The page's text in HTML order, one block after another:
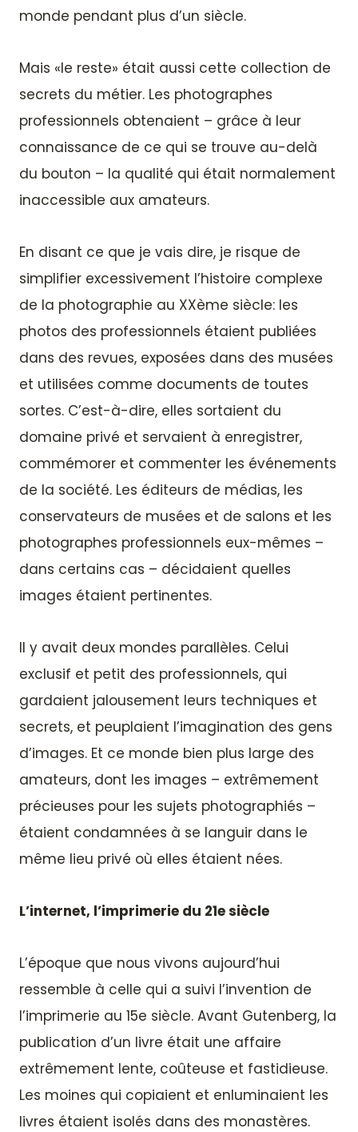
monde pendant plus d’un siècle.
Mais «le reste» était aussi cette collection de
secrets du métier. Les photographes
professionnels obtenaient – grâce à leur
connaissance de ce qui se trouve au-delà
du bouton – la qualité qui était normalement
inaccessible aux amateurs.
En disant ce que je vais dire, je risque de
simplifier excessivement l’histoire complexe
de la photographie au XXème siècle: les
photos des professionnels étaient publiées
dans des revues, exposées dans des musées
et utilisées comme documents de toutes
sortes. C’est-à-dire, elles sortaient du
domaine privé et servaient à enregistrer,
commémorer et commenter les événements
de la société. Les éditeurs de médias, les
conservateurs de musées et de salons et les
photographes professionnels eux-mêmes –
dans certains cas – décidaient quelles
images étaient pertinentes.
Il y avait deux mondes parallèles. Celui
exclusif et petit des professionnels, qui
gardaient jalousement leurs techniques et
secrets, et peuplaient l’imagination des gens
d’images. Et ce monde bien plus large des
amateurs, dont les images – extrêmement
précieuses pour les sujets photographiés –
étaient condamnées à se languir dans le
même lieu privé où elles étaient nées.
L’internet, l’imprimerie du 21e siècle
L’époque que nous vivons aujourd’hui
ressemble à celle qui a suivi l’invention de
l’imprimerie au 15e siècle. Avant Gutenberg, la
publication d’un livre était une affaire
extrêmement lente, coûteuse et fastidieuse.
Les moines qui copiaient et enluminaient les
livres étaient isolés dans des monastères.